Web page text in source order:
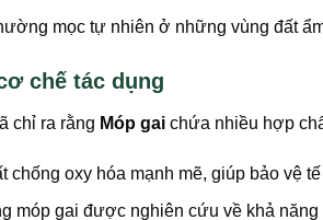
mọc tự nhiên ở những vùng đất
chế tác dụng
chỉ ra rằng Móp gai chứa nhiều hợp
chống oxy hóa mạnh mẽ, giúp bảo vệ
móp gai được nghiên cứu về khả